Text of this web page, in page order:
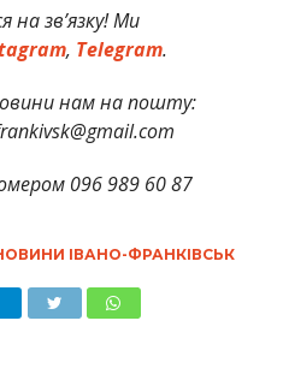
на зв’язку! Ми
, Telegram.
нам на пошту:
096 989 60 87
ІВАНО-ФРАНКІВСЬК